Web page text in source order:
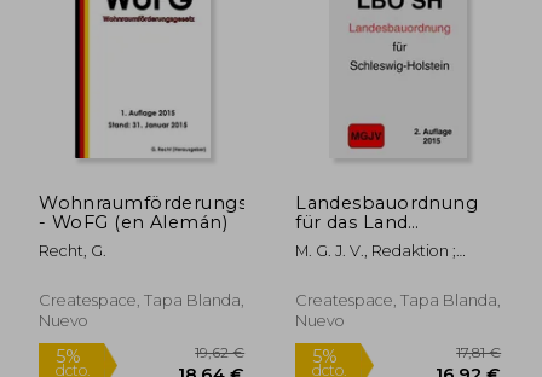
dcto. 39,43 € dcto.
Wohnraumförderungsgesetz
- WoFG (en Alemán)
Recht, G.
Createspace, Tapa Blanda,
Nuevo
Landesbauordnung
für das Land
Schleswig-Holstein:
LBO Schleswig-
M. G. J. V., Redaktion ;
Createspace, Tapa Blanda,
Nuevo